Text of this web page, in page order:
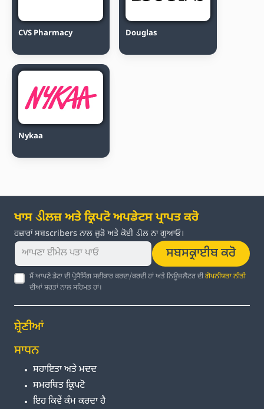
CVS Pharmacy Douglas
Nykaa
ਖਾਸ ડીਲਜ਼ ਅਤੇ ਕ੍ਰਿਪਟੋ ਅਪਡੇਟਸ ਪ੍ਰਾਪਤ ਕਰੋ
ਹਜ਼ਾਰਾਂ ਸਬscribers ਨਾਲ ਜੁੜੋ ਅਤੇ ਕੋਈ ડીਲ ਨਾ ਗੁਆਓ।
ਸਬਸਕ੍ਰਾਈਬ ਕਰੋ
ਮੈਂ ਆਪਣੇ ਡੇਟਾ ਦੀ ਪ੍ਰੋਸੈਸਿੰਗ ਸਵੀਕਾਰ ਕਰਦਾ/ਕਰਦੀ ਹਾਂ ਅਤੇ ਨਿਊਜ਼ਲੈਟਰ ਦੀਗੋਪਨੀਯਤਾ ਨੀਤੀ
ਦੀਆਂ ਸ਼ਰਤਾਂ ਨਾਲ ਸਹਿਮਤ ਹਾਂ।
ਸ਼੍ਰੇਣੀਆਂ
ਸਾਧਨ
ਸਹਾਇਤਾ ਅਤੇ ਮਦਦ
ਸਮਰਥਿਤ ਕ੍ਰਿਪਟੋ
ਇਹ ਕਿਵੇਂ ਕੰਮ ਕਰਦਾ ਹੈ